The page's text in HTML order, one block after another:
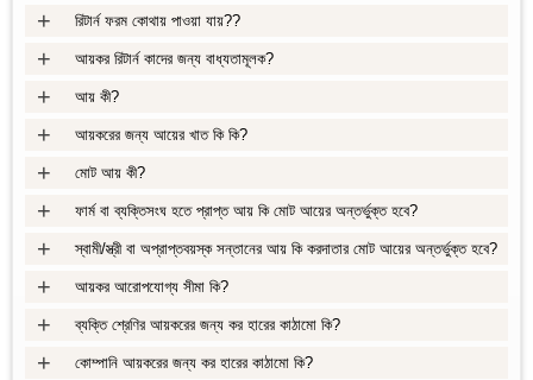
রিটার্ন ফরম কোথায় পাওয়া যায়??
+
আয়কর রিটার্ন কাদের জন্য বাধ্যতামূলক?
+
আয় কী?
+
আয়করের জন্য আয়ের খাত কি কি?
+
মোট আয় কী?
+
ফার্ম বা ব্যক্তিসংঘ হতে প্রাপ্ত আয় কি মোট আয়ের অন্তর্ভুক্ত হবে?
+
স্বামী/স্ত্রী বা অপ্রাপ্তবয়স্ক সন্তানের আয় কি করদাতার মোট আয়ের অন্তর্ভুক্ত হবে?
+
আয়কর আরোপযোগ্য সীমা কি?
+
ব্যক্তি শ্রেণির আয়করের জন্য কর হারের কাঠামো কি?
+
কোম্পানি আয়করের জন্য কর হারের কাঠামো কি?
+